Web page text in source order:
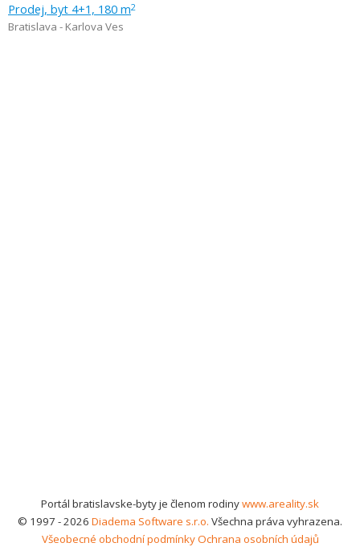
Prodej, byt 4+1, 180 m2
Bratislava - Karlova Ves
Portál bratislavske-byty je členom rodinywww.areality.sk
© 1997 - 2026 Diadema Software s.r.o. Všechna práva vyhrazena.
Všeobecné obchodní podmínkyOchrana osobních údajů